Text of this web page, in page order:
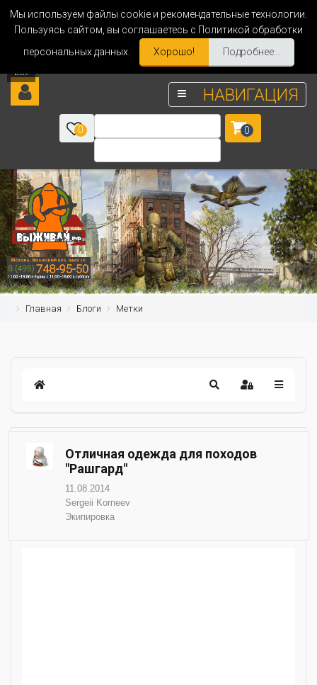
Мы используем файлы cookie и рекомендательные технологии.
Пользуясь сайтом, вы соглашаетесь с Политикой обработки
персональных данных.
Хорошо! Подробнее...
НАВИГАЦИЯ
0 0
Главная Блоги Метки
Отличная одежда для походов
"Рашгард"
11.08.2014
Sergeii Korneev
Экипировка